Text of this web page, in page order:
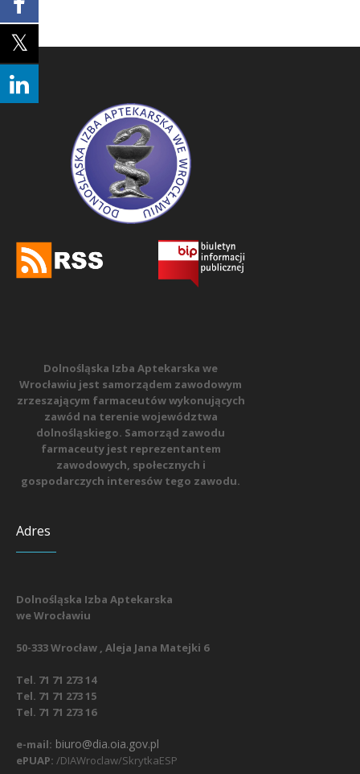
Dolnośląska Izba Aptekarska we
Wrocławiu jest samorządem zawodowym
zrzeszającym farmaceutów wykonujących
zawód na terenie województwa
dolnośląskiego. Samorząd zawodu
farmaceuty jest reprezentantem
zawodowych, społecznych i
gospodarczych interesów tego zawodu.
Adres
Dolnośląska Izba Aptekarska
we Wrocławiu
50-333 Wrocław , Aleja Jana Matejki 6
Tel. 71 71 273 14
Tel. 71 71 273 15
Tel. 71 71 273 16
e-mail: biuro@dia.oia.gov.pl
ePUAP: /DIAWroclaw/SkrytkaESP